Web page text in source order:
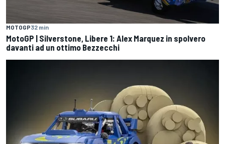
MOTOGP32 min
MotoGP | Silverstone, Libere 1: Alex Marquez in spolvero
davanti ad un ottimo Bezzecchi